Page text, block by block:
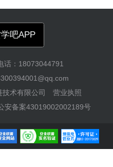
吧APP
话：18073044791
术有限公司
营业执照
安备案43019002002189号